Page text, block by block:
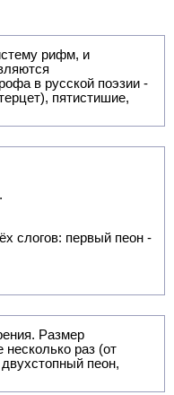
пятистишие,
слогов: первый пеон -
Размер
несколько раз (от
пеон,